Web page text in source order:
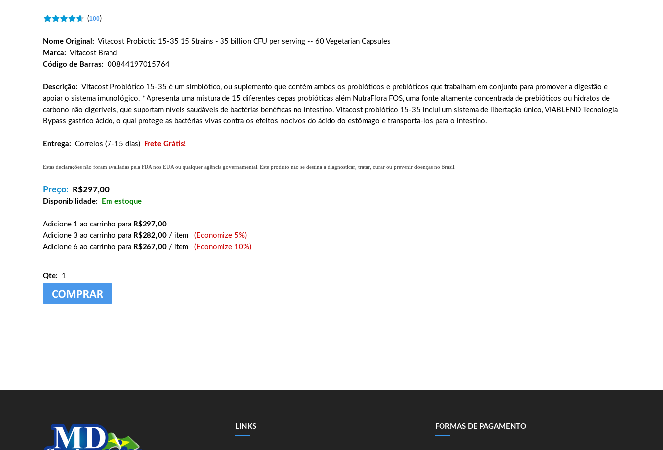
(100)
Nome Original: Vitacost Probiotic 15-35 15 Strains - 35 billion CFU per serving -- 60 Vegetarian Capsules
Marca: Vitacost Brand
Código de Barras: 00844197015764
Descrição: Vitacost Probiótico 15-35 é um simbiótico, ou suplemento que contém ambos os probióticos e prebióticos que trabalham em conjunto para promover a digestão e
apoiar o sistema imunológico. * Apresenta uma mistura de 15 diferentes cepas probióticas além NutraFlora FOS, uma fonte altamente concentrada de prebióticos ou hidratos de
carbono não digeríveis, que suportam níveis saudáveis de bactérias benéficas no intestino. Vitacost probiótico 15-35 inclui um sistema de libertação único, VIABLEND Tecnologia
Bypass gástrico ácido, o qual protege as bactérias vivas contra os efeitos nocivos do ácido do estômago e transporta-los para o intestino.
Entrega: Correios (7-15 dias) Frete Grátis!
Estas declarações não foram avaliadas pela FDA nos EUA ou qualquer agência governamental. Este produto não se destina a diagnosticar, tratar, curar ou prevenir doenças no Brasil.
Preço: R$297,00
Disponibilidade: Em estoque
Adicione 1 ao carrinho para R$297,00
Adicione 3 ao carrinho para R$282,00 / item (Economize 5%)
Adicione 6 ao carrinho para R$267,00 / item (Economize 10%)
Qte:
LINKS FORMAS DE PAGAMENTO